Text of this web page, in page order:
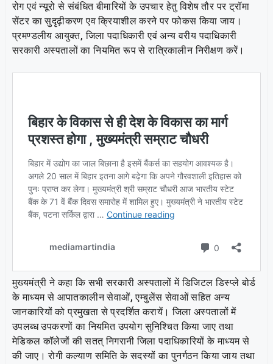
रोग एवं न्यूरो से संबंधित बीमारियों के उपचार हेतु विशेष तौर पर ट्रॉमा
सेंटर का सुदृढ़ीकरण एव क्रियाशील करने पर फोकस किया जाय।
प्रमण्डलीय आयुक्त, जिला पदाधिकारी एवं अन्य वरीय पदाधिकारी
सरकारी अस्पतालों का नियमित रूप से रात्रिकालीन निरीक्षण करें।
मुख्यमंत्री ने कहा कि सभी सरकारी अस्पतालों में डिजिटल डिस्प्ले बोर्ड
के माध्यम से आपातकालीन सेवाओं, एम्बुलेंस सेवाओं सहित अन्य
जानकारियों को प्रमुखता से प्रदर्शित करायें। जिला अस्पतालों में
उपलब्ध उपकरणों का नियमित उपयोग सुनिश्चित किया जाए तथा
मेडिकल कॉलेजों की सतत् निगरानी जिला पदाधिकारियों के माध्यम से
की जाए। रोगी कल्याण समिति के सदस्यों का पुनर्गठन किया जाय तथा